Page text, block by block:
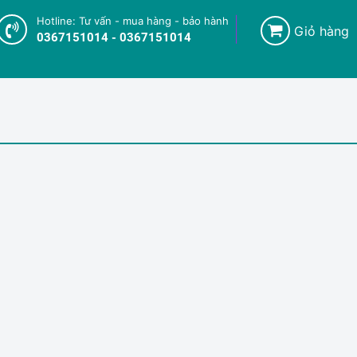
Hotline: Tư vấn - mua hàng - bảo hành
0367151014 - 0367151014 Giỏ hàng